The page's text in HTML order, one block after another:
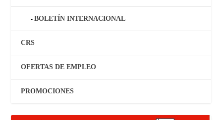
BOLETÍN INTERNACIONAL
CRS
OFERTAS DE EMPLEO
PROMOCIONES